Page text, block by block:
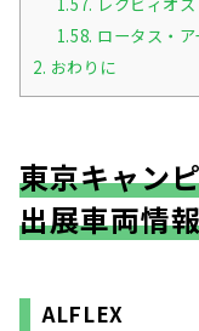
1.58. ロータス・
2. おわりに
東京キャン
出展車両情
ALFLEX